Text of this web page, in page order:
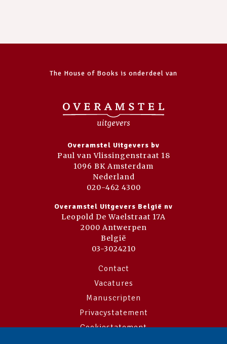
The House of Books is onderdeel van
Overamstel Uitgevers bv
Paul van Vlissingenstraat 18
1096 BK Amsterdam
Nederland
020-462 4300
Overamstel Uitgevers België nv
Leopold De Waelstraat 17A
2000 Antwerpen
België
03-3024210
Contact
Vacatures
Manuscripten
Privacystatement
Cookiestatement